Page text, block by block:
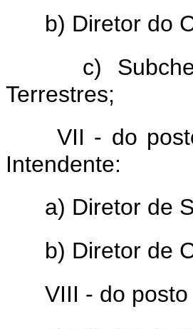
b) Diretor do
c)
Terrestres;
VII - do
Intendente:
a) Diretor de
b) Diretor de
VIII - do